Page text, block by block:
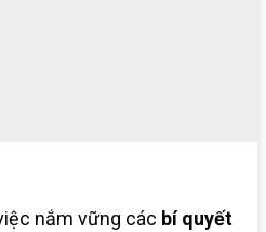
nắm vững các bí quyết